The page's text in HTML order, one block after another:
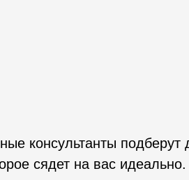
консультанты подберут
сядет на вас идеально.